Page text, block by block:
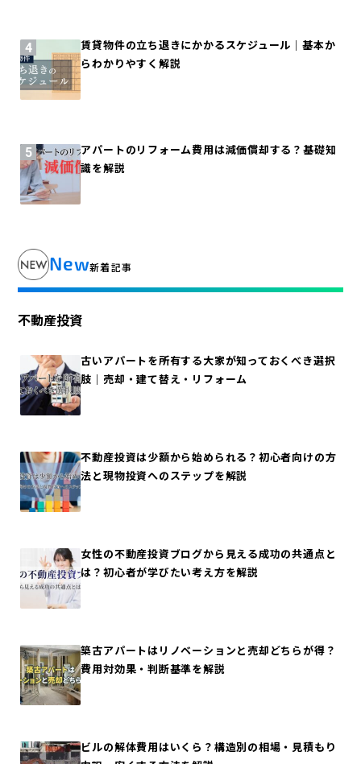
賃貸物件の立ち退きにかかるスケジュール｜基本か
らわかりやすく解説
アパートのリフォーム費用は減価償却する？基礎知
識を解説
New新着記事
不動産投資
古いアパートを所有する大家が知っておくべき選択
肢｜売却・建て替え・リフォーム
不動産投資は少額から始められる？初心者向けの方
法と現物投資へのステップを解説
女性の不動産投資ブログから見える成功の共通点と
は？初心者が学びたい考え方を解説
築古アパートはリノベーションと売却どちらが得？
費用対効果・判断基準を解説
ビルの解体費用はいくら？構造別の相場・見積もり